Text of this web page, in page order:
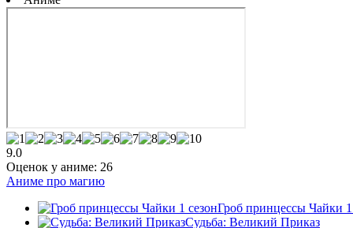
9.0
Оценок у аниме: 26
Аниме про магию
Гроб принцессы Чайки 1
Судьба: Великий Приказ